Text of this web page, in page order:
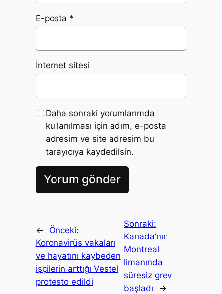
E-posta *
İnternet sitesi
Daha sonraki yorumlarımda
kullanılması için adım, e-posta
adresim ve site adresim bu
tarayıcıya kaydedilsin.
←
Önceki:
Koronavirüs vakaları
ve hayatını kaybeden
işçilerin arttığı Vestel
protesto edildi
Sonraki:
Kanada’nın
Montreal
limanında
süresiz grev
başladı
→